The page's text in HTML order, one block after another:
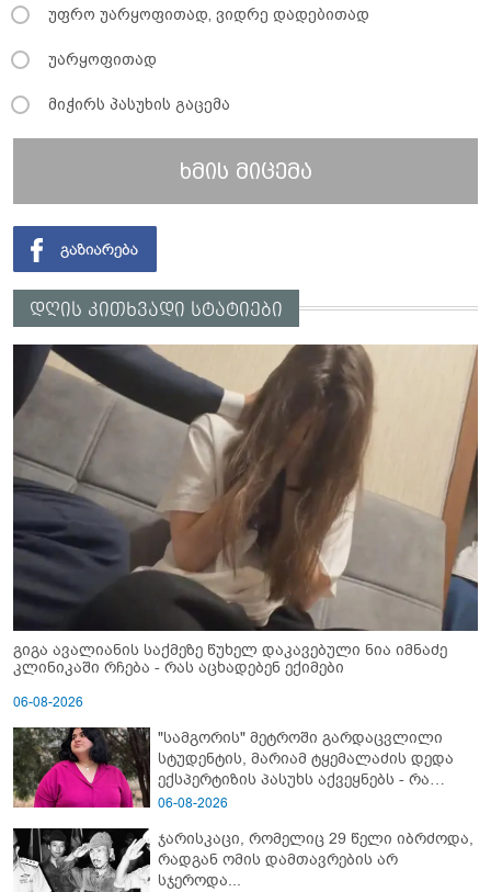
უფრო უარყოფითად, ვიდრე დადებითად
უარყოფითად
მიჭირს პასუხის გაცემა
ხმის მიცემა
დღის კითხვადი სტატიები
გიგა ავალიანის საქმეზე წუხელ დაკავებული ნია იმნაძე
კლინიკაში რჩება - რას აცხადებენ ექიმები
06-08-2026
"სამგორის" მეტროში გარდაცვლილი
სტუდენტის, მარიამ ტყემალაძის დედა
ექსპერტიზის პასუხს აქვეყნებს - რა
გახდა გოგონას გარდაცვალების მიზეზი?
06-08-2026
ჯარისკაცი, რომელიც 29 წელი იბრძოდა,
რადგან ომის დამთავრების არ
სჯეროდა...